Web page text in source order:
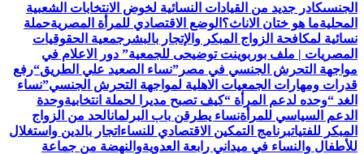
الجنسىكادر جديد من القيادات النسائية لخوض الانتخابات الشعبية
المحليةما هو ختان الاناث؟ الوضع الاقتصادي للمرأة المصريةحملة
نسائية لمكافحة الزواج المبكر والإتجار بالبشر جمعية الحقوقيات
المصريات | ملف بوربوينت توضيحى للجمعية” دور الاعلام في
مواجهة التحرش الجنسي في مصر”نساء الصعيد علي الطريق“رفع
قدرات ومهارات الجمعيات الاهلية لمواجهة التحرش الجنسي”نساء
الغد “وحده لدعم المرأة “كيف تصبح مديرا لحملة انتخابيةوحدة
الدعم السياسي للمرأةنساء يطرقن باب البرلمانالحد من الزواج
المبكر للفتياتبرنامج التمكين الاقتصادي للنساء اتجار بالدين واستغلال
للأطفال والنساء في ميداني رابعة العدويةوالنهضة من جماعة